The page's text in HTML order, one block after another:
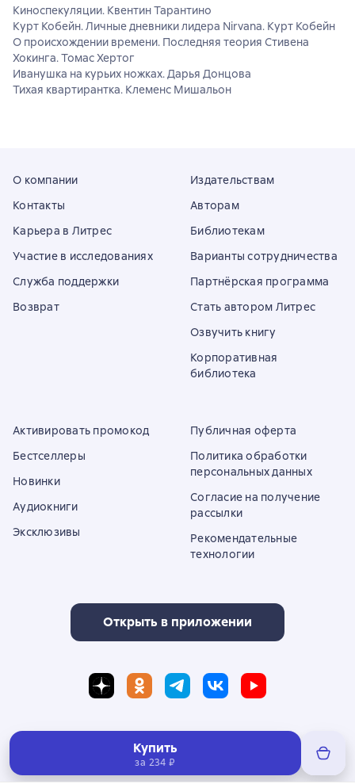
Купить
за 234 ₽
Киноспекуляции. Квентин Тарантино
Курт Кобейн. Личные дневники лидера Nirvana. Курт Кобейн
О происхождении времени. Последняя теория Стивена
Хокинга. Томас Хертог
Иванушка на курьих ножках. Дарья Донцова
Тихая квартирантка. Клеменс Мишальон
О компании
Контакты
Карьера в Литрес
Участие в исследованиях
Служба поддержки
Возврат
Издательствам
Авторам
Библиотекам
Варианты сотрудничества
Партнёрская программа
Стать автором Литрес
Озвучить книгу
Корпоративная
библиотека
Активировать промокод
Бестселлеры
Новинки
Аудиокниги
Эксклюзивы
Публичная оферта
Политика обработки
персональных данных
Согласие на получение
рассылки
Рекомендательные
технологии
Открыть в приложении